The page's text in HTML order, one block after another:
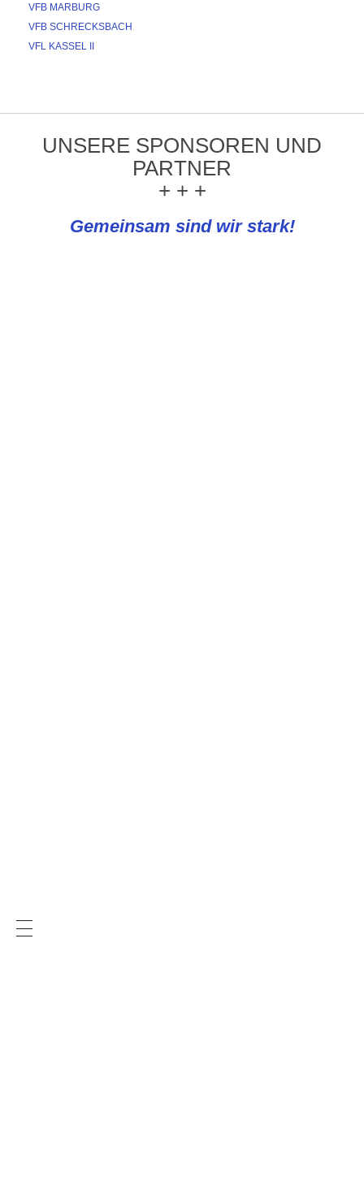
VFB MARBURG
VFB SCHRECKSBACH
VFL KASSEL II
UNSERE SPONSOREN UND
PARTNER
+ + +
Gemeinsam sind wir stark!